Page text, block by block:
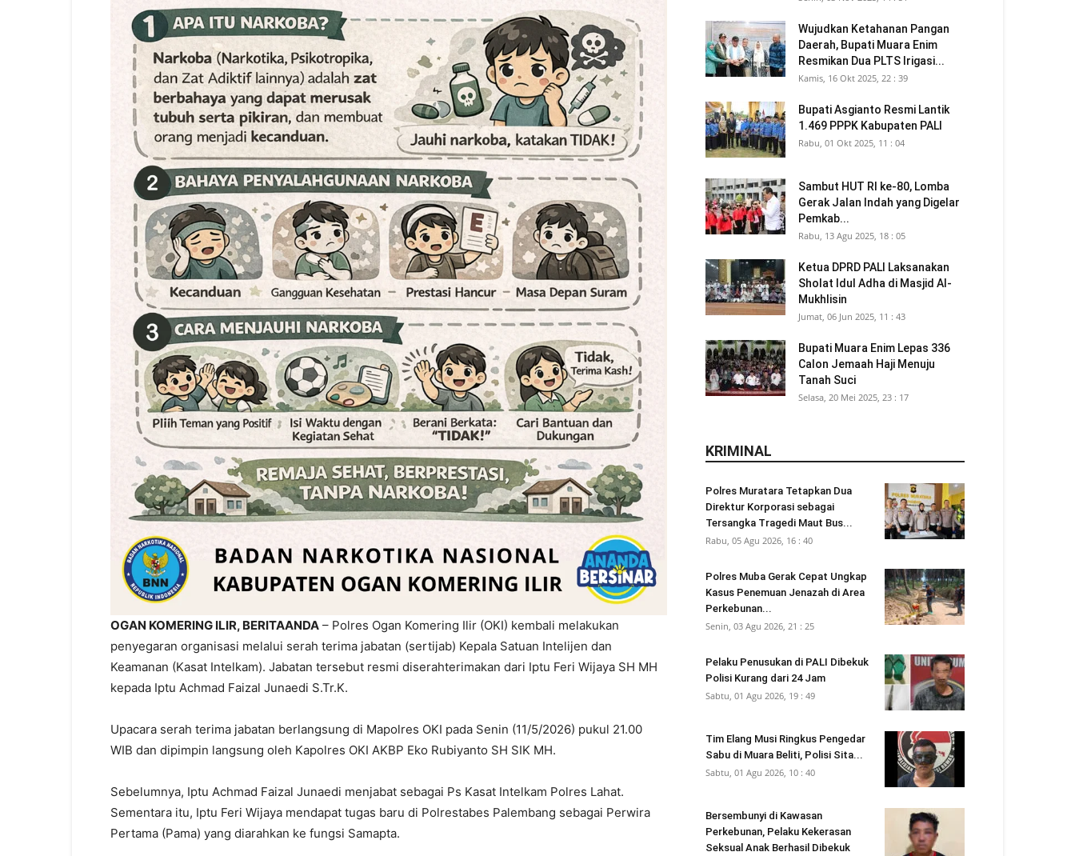
OGAN KOMERING ILIR, BERITAANDA – Polres Ogan Komering Ilir (OKI) kembali melakukan
penyegaran organisasi melalui serah terima jabatan (sertijab) Kepala Satuan Intelijen dan
Keamanan (Kasat Intelkam). Jabatan tersebut resmi diserahterimakan dari Iptu Feri Wijaya SH MH
kepada Iptu Achmad Faizal Junaedi S.Tr.K.
Upacara serah terima jabatan berlangsung di Mapolres OKI pada Senin (11/5/2026) pukul 21.00
WIB dan dipimpin langsung oleh Kapolres OKI AKBP Eko Rubiyanto SH SIK MH.
Sebelumnya, Iptu Achmad Faizal Junaedi menjabat sebagai Ps Kasat Intelkam Polres Lahat.
Sementara itu, Iptu Feri Wijaya mendapat tugas baru di Polrestabes Palembang sebagai Perwira
Pertama (Pama) yang diarahkan ke fungsi Samapta.
Wujudkan Ketahanan Pangan
Daerah, Bupati Muara Enim
Resmikan Dua PLTS Irigasi...
Kamis, 16 Okt 2025, 22 : 39
Bupati Asgianto Resmi Lantik
1.469 PPPK Kabupaten PALI
Rabu, 01 Okt 2025, 11 : 04
Sambut HUT RI ke-80, Lomba
Gerak Jalan Indah yang Digelar
Pemkab...
Rabu, 13 Agu 2025, 18 : 05
Ketua DPRD PALI Laksanakan
Sholat Idul Adha di Masjid Al-
Mukhlisin
Jumat, 06 Jun 2025, 11 : 43
Bupati Muara Enim Lepas 336
Calon Jemaah Haji Menuju
Tanah Suci
Selasa, 20 Mei 2025, 23 : 17
KRIMINAL
Polres Muratara Tetapkan Dua
Direktur Korporasi sebagai
Tersangka Tragedi Maut Bus...
Rabu, 05 Agu 2026, 16 : 40
Polres Muba Gerak Cepat Ungkap
Kasus Penemuan Jenazah di Area
Perkebunan...
Senin, 03 Agu 2026, 21 : 25
Pelaku Penusukan di PALI Dibekuk
Polisi Kurang dari 24 Jam
Sabtu, 01 Agu 2026, 19 : 49
Tim Elang Musi Ringkus Pengedar
Sabu di Muara Beliti, Polisi Sita...
Sabtu, 01 Agu 2026, 10 : 40
Bersembunyi di Kawasan
Perkebunan, Pelaku Kekerasan
Seksual Anak Berhasil Dibekuk